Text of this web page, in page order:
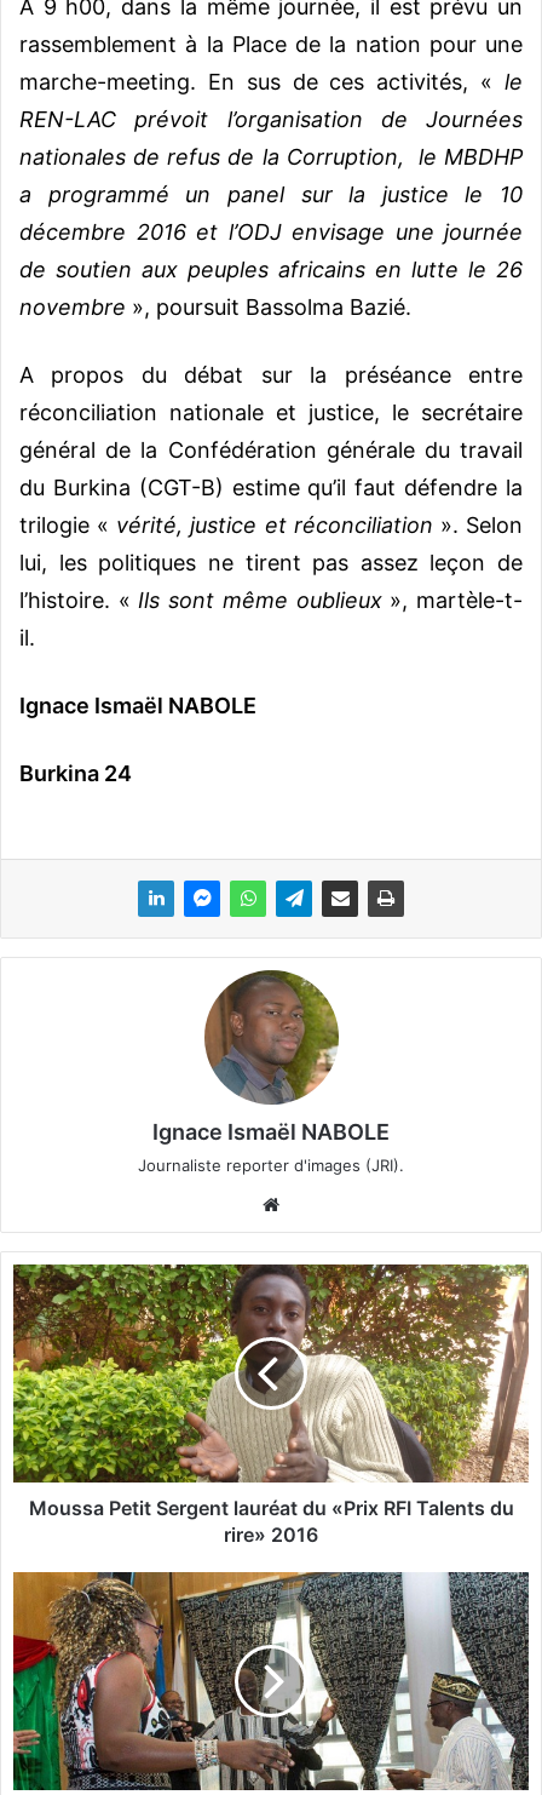
A 9 h00, dans la même journée, il est prévu un
rassemblement à la Place de la nation pour une
marche-meeting. En sus de ces activités, « le
REN-LAC prévoit l’organisation de Journées
nationales de refus de la Corruption, le MBDHP
a programmé un panel sur la justice le 10
décembre 2016 et l’ODJ envisage une journée
de soutien aux peuples africains en lutte le 26
novembre », poursuit Bassolma Bazié.
A propos du débat sur la préséance entre
réconciliation nationale et justice, le secrétaire
général de la Confédération générale du travail
du Burkina (CGT-B) estime qu’il faut défendre la
trilogie « vérité, justice et réconciliation ». Selon
lui, les politiques ne tirent pas assez leçon de
l’histoire. « Ils sont même oublieux», martèle-t-
il.
Ignace Ismaël NABOLE
Burkina 24
Ignace Ismaël NABOLE
Journaliste reporter d'images (JRI).
bsi
te
M
o
u
s
s
a
P
e
t
g
e
n
t
l
a
u
Moussa Petit Sergent lauréat du «Prix RFI Talents du
rire» 2016
b
a
s
s
a
d
e